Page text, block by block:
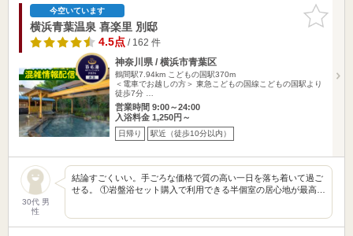
お気に入
りに追加
今空いています
横浜青葉温泉 喜楽里 別邸
4.5点/ 162 件
神奈川県 / 横浜市青葉区
鶴間駅7.94km こどもの国駅370m
＜電車でお越しの方＞ 東急こどもの国線こどもの国駅より
徒歩7分 …
営業時間 9:00～24:00
入浴料金 1,250円～
日帰り 駅近（徒歩10分以内）
30代 男
性
結論すごくいい。手ごろな価格で質の高い一日を落ち着いて過ご
せる。 ①岩盤浴セット購入で利用できる半個室の居心地が最高…